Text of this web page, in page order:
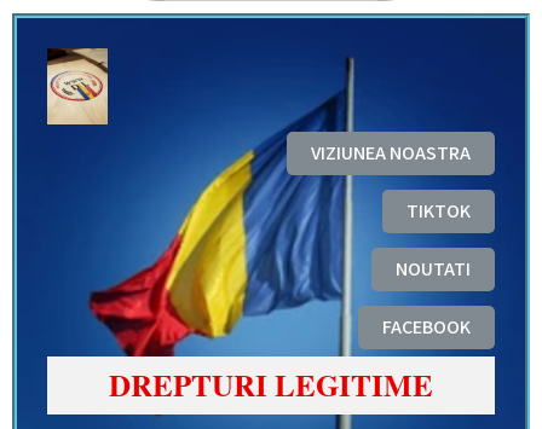
VIZIUNEA NOASTRA
TIKTOK
NOUTATI
FACEBOOK
DREPTURI LEGITIME